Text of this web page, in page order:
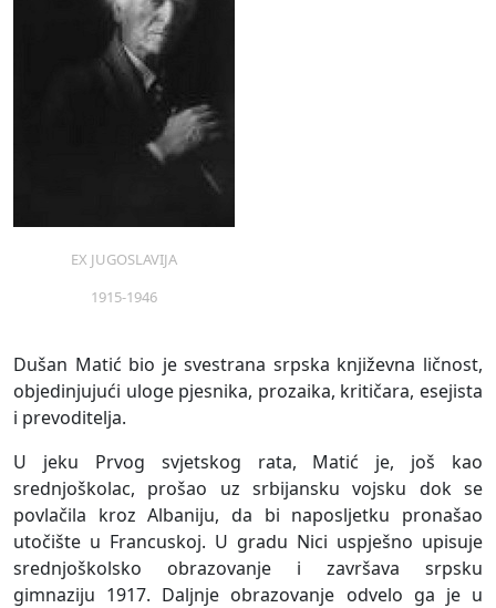
Aleksandar Vučo (ur.),
1925.
Beogradski
nadrealizam,
EX JUGOSLAVIJA
1915-1946
Dušan Matić bio je svestrana srpska književna ličnost,
objedinjujući uloge pjesnika, prozaika, kritičara, esejista
i prevoditelja.
U jeku Prvog svjetskog rata, Matić je, još kao
srednjoškolac, prošao uz srbijansku vojsku dok se
povlačila kroz Albaniju, da bi naposljetku pronašao
utočište u Francuskoj. U gradu Nici uspješno upisuje
srednjoškolsko obrazovanje i završava srpsku
gimnaziju 1917. Daljnje obrazovanje odvelo ga je u